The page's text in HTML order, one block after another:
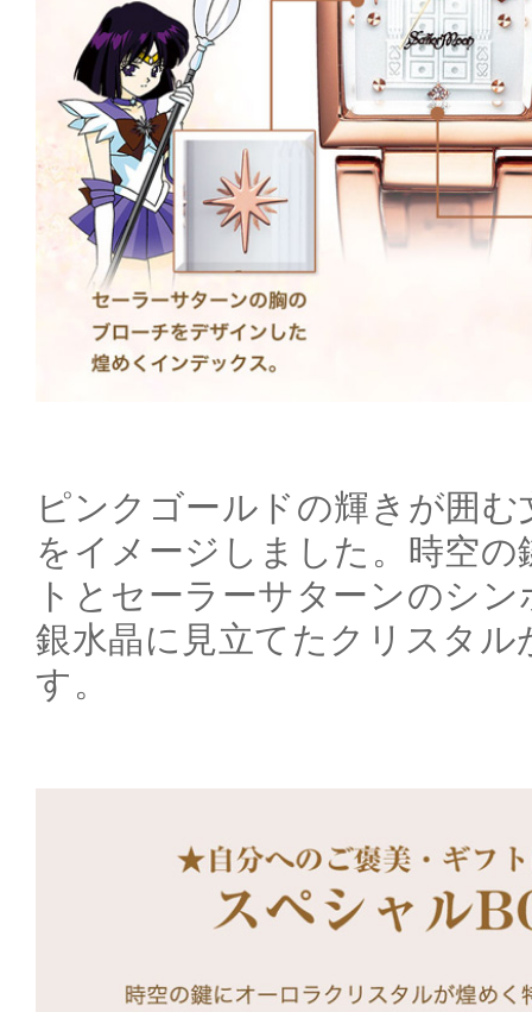
ピンクゴールドの輝きが囲
をイメージしました。時空
トとセーラーサターンのシ
銀水晶に見立てたクリスタ
す。